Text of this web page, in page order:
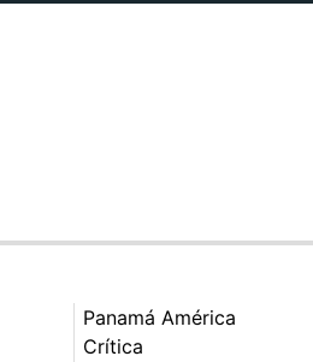
Panamá América
Crítica